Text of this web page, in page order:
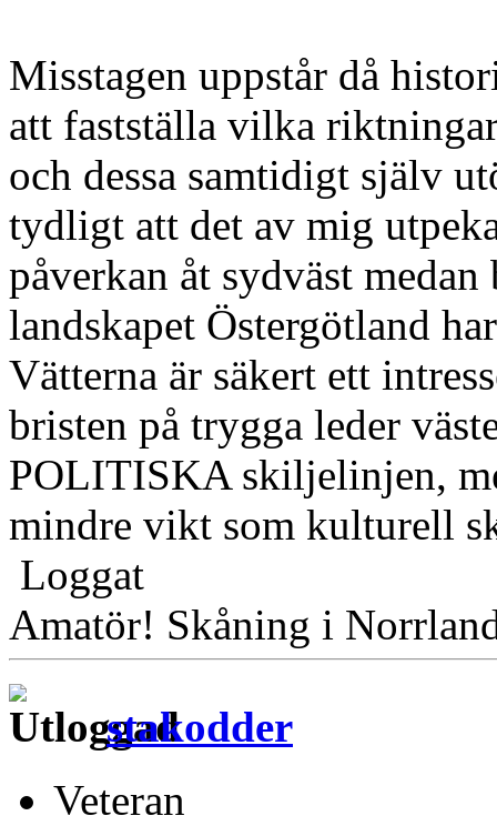
Misstagen uppstår då
att fastställa vilka
och dessa samtidigt själv
tydligt att det av mig
påverkan åt sydväst
landskapet Östergötland
Vätterna är säkert ett
bristen på trygga leder
POLITISKA skiljelinjen,
mindre vikt som kulturell
Loggat
Amatör! Skåning i
stakodder
Veteran